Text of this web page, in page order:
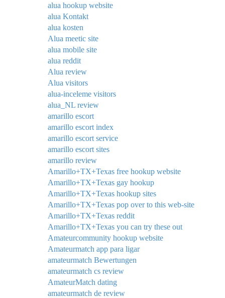
alua hookup website
alua Kontakt
alua kosten
Alua meetic site
alua mobile site
alua reddit
Alua review
Alua visitors
alua-inceleme visitors
alua_NL review
amarillo escort
amarillo escort index
amarillo escort service
amarillo escort sites
amarillo review
Amarillo+TX+Texas free hookup website
Amarillo+TX+Texas gay hookup
Amarillo+TX+Texas hookup sites
Amarillo+TX+Texas pop over to this web-site
Amarillo+TX+Texas reddit
Amarillo+TX+Texas you can try these out
Amateurcommunity hookup website
Amateurmatch app para ligar
amateurmatch Bewertungen
amateurmatch cs review
AmateurMatch dating
amateurmatch de review